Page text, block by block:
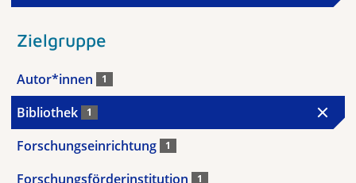
Zielgruppe
Autor*innen 1
Bibliothek 1
Forschungseinrichtung 1
Forschungsförderinstitution 1